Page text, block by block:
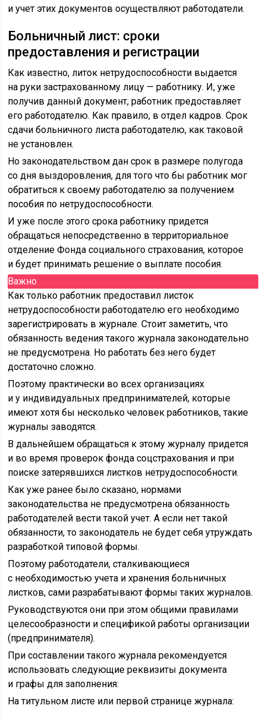
и учет этих документов осуществляют работодатели.
Больничный лист: сроки
предоставления и регистрации
Как известно, литок нетрудоспособности выдается
на руки застрахованному лицу — работнику. И, уже
получив данный документ, работник предоставляет
его работодателю. Как правило, в отдел кадров. Срок
сдачи больничного листа работодателю, как таковой
не установлен.
Но законодательством дан срок в размере полугода
со дня выздоровления, для того что бы работник мог
обратиться к своему работодателю за получением
пособия по нетрудоспособности.
И уже после этого срока работнику придется
обращаться непосредственно в территориальное
отделение Фонда социального страхования, которое
и будет принимать решение о выплате пособия.
Важно
Как только работник предоставил листок
нетрудоспособности работодателю его необходимо
зарегистрировать в журнале. Стоит заметить, что
обязанность ведения такого журнала законодательно
не предусмотрена. Но работать без него будет
достаточно сложно.
Поэтому практически во всех организациях
и у индивидуальных предпринимателей, которые
имеют хотя бы несколько человек работников, такие
журналы заводятся.
В дальнейшем обращаться к этому журналу придется
и во время проверок фонда соцстрахования и при
поиске затерявшихся листков нетрудоспособности.
Как уже ранее было сказано, нормами
законодательства не предусмотрена обязанность
работодателей вести такой учет. А если нет такой
обязанности, то законодатель не будет себя утруждать
разработкой типовой формы.
Поэтому работодатели, сталкивающиеся
с необходимостью учета и хранения больничных
листков, сами разрабатывают формы таких журналов.
Руководствуются они при этом общими правилами
целесообразности и спецификой работы организации
(предпринимателя).
При составлении такого журнала рекомендуется
использовать следующие реквизиты документа
и графы для заполнения:
На титульном листе или первой странице журнала: